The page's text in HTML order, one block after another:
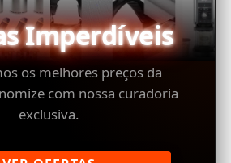
Imperdíveis
os melhores preços da
com nossa curadoria
exclusiva.